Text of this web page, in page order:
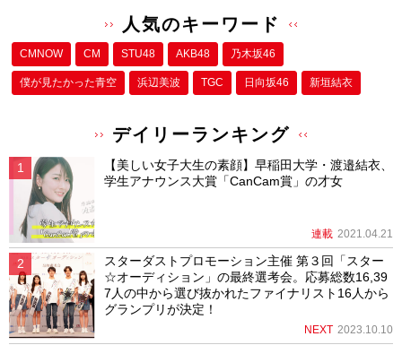
人気のキーワード
CMNOW CM STU48 AKB48 乃木坂46
僕が⾒たかった⻘空 浜辺美波 TGC 日向坂46 新垣結衣
デイリーランキング
【美しい女子大生の素顔】早稲田大学・渡邉結衣、
学生アナウンス大賞「CanCam賞」の才女
連載 2021.04.21
スターダストプロモーション主催 第３回「スター
☆オーディション」の最終選考会。応募総数16,39
7人の中から選び抜かれたファイナリスト16人から
グランプリが決定！
NEXT 2023.10.10